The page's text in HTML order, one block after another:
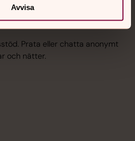
Avvisa
Prata eller chatta anonymt
och nätter.